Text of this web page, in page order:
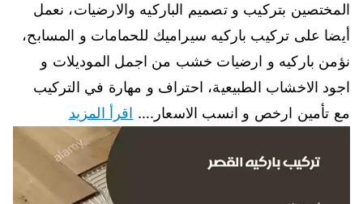
المختصين بتركيب و تصميم الباركيه والارضيات، نعمل
أيضا على تركيب باركيه سيراميك للحمامات و المسابح،
نؤمن باركيه و ارضيات خشب من اجمل الموديلات و
اجود الاخشاب الطبيعية، احتراف و مهارة في التركيب
مع تأمين ارخص و انسب الاسعار.… اقرأ المزيد